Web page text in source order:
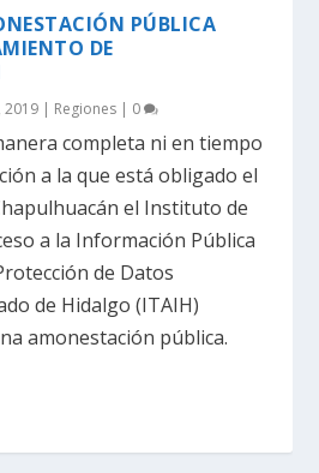
PÚBLICA
DE
2019 | Regiones | 0
completa ni en tiempo
a la que está obligado el
el Instituto de
a la Información Pública
de Datos
de Hidalgo (ITAIH)
amonestación pública.